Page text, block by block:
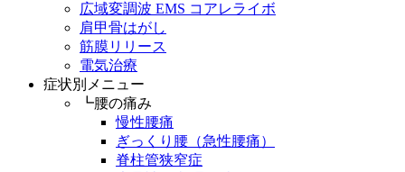
広域変調波 EMS コアレライボ
肩甲骨はがし
筋膜リリース
電気治療
症状別メニュー
┗腰の痛み
慢性腰痛
ぎっくり腰（急性腰痛）
脊柱管狭窄症